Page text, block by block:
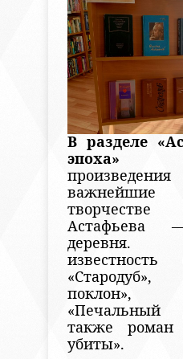
В разделе
эпоха»
деревня.
известность
поклон»,
«Печальный
также роман
убиты».